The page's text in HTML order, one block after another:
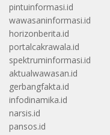
pintuinformasi.id
wawasaninformasi.id
horizonberita.id
portalcakrawala.id
spektruminformasi.id
aktualwawasan.id
gerbangfakta.id
infodinamika.id
narsis.id
pansos.id